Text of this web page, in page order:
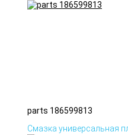
parts 186599813
Смазка универсальная